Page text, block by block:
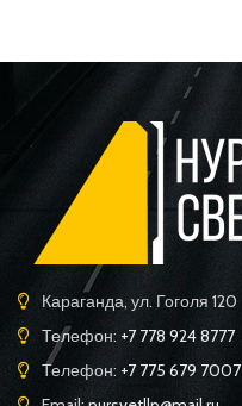
Караганда, ул. Гоголя 120
Телефон: +7 778 924 8777
Телефон: +7 775 679 7007